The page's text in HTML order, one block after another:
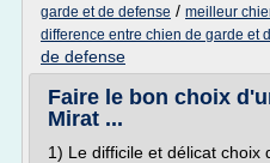
garde et de defense / meilleur
difference entre chien de garde et
de defense
Faire le bon choix
Mirat ...
1) Le difficile et délicat choix